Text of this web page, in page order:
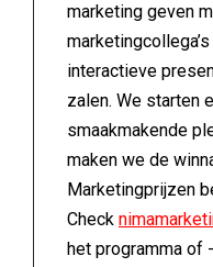
marketing geven
interactieve
zalen. We starten
smaakmakende
maken we de
Marketingprijzen
Check
het programma of